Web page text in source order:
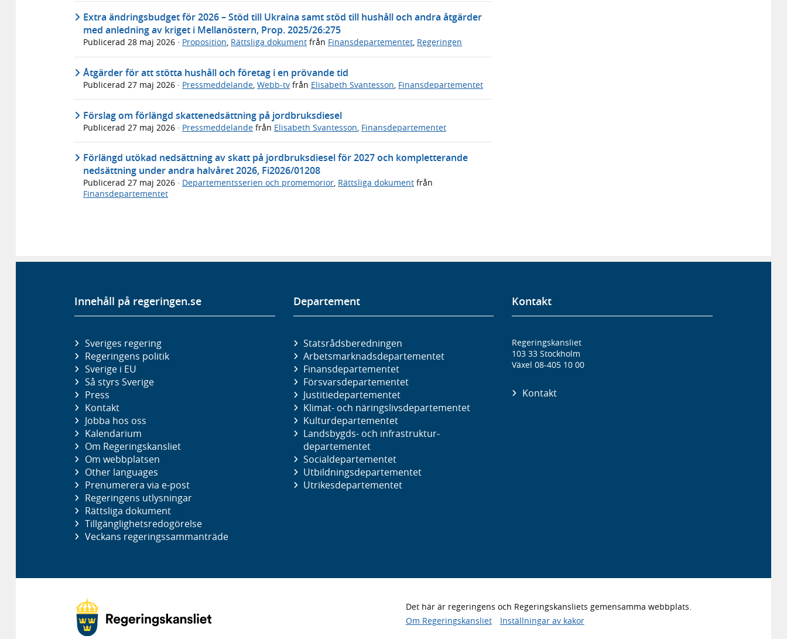
Extra ändringsbudget för 2026 – Stöd till Ukraina samt stöd till hushåll och andra åtgärder
med anledning av kriget i Mellanöstern, Prop. 2025/26:275
Publicerad 28 maj 2026 · Proposition, Rättsliga dokument från Finansdepartementet, Regeringen
Åtgärder för att stötta hushåll och företag i en prövande tid
Publicerad 27 maj 2026 · Pressmeddelande, Webb-tv från Elisabeth Svantesson, Finansdepartementet
Förslag om förlängd skattenedsättning på jordbruksdiesel
Publicerad 27 maj 2026 · Pressmeddelande från Elisabeth Svantesson Finansdepartementet
Förlängd utökad nedsättning av skatt på jordbruksdiesel för 2027 och kompletterande
nedsättning under andra halvåret 2026, Fi2026/01208
Publicerad 27 maj 2026 · Departementsserien och promemorior, Rättsliga dokument från
Finansdepartementet
Innehåll på regeringen.se
Sveriges regering
Regeringens politik
Sverige i EU
Så styrs Sverige
Press
Kontakt
Jobba hos oss
Kalendarium
Om Regeringskansliet
Om webbplatsen
Other languages
Prenumerera via e-post
Regeringens utlysningar
Rättsliga dokument
Tillgänglighetsredogörelse
Veckans regeringssammanträde
Departement
Statsrådsberedningen
Arbetsmarknads­departementet
Finans­departementet
Försvars­departementet
Justitie­departementet
Klimat- och näringslivs­departementet
Kultur­departementet
Landsbygds- och infrastruktur­
departementet
Social­departementet
Utbildnings­departementet
Utrikes­departementet
Kontakt
Regeringskansliet
103 33 Stockholm
Växel 08-405 10 00
Kontakt
Det här är regeringens och Regeringskansliets gemensamma webbplats.
Om Regeringskansliet
Inställningar av kakor